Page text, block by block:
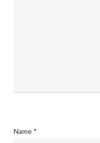
Name *